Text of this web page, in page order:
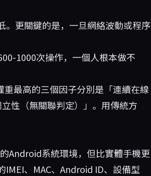
更關鍵的是，一旦網絡波動或程序
1000次操作，一個人根本做不
最高的三個因子分別是「連續在線
性（無關聯判定）」。用傳統方
Android系統環境，但比實體手機更
、MAC、Android ID、設備型